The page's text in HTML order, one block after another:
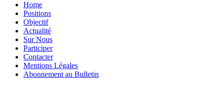
Home
Positions
Objectif
Actualité
Sur Nous
Participer
Contacter
Mentions Légales
Abonnement au Bulletin